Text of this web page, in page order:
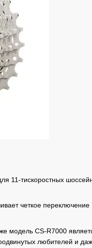
11-тискоростных
четкое переключение
модель CS-R7000
любителей и